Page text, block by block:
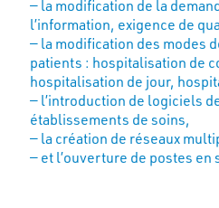
la modification de la
l’information, exigence de
la modification des modes
patients : hospitalisation de
hospitalisation de jour,
l’introduction de logiciels
établissements de soins,
la création de réseaux
et l’ouverture de postes en